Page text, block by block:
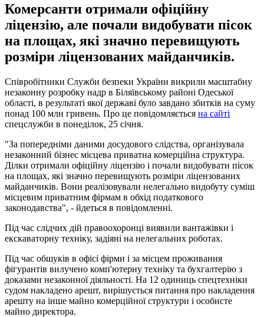
Комерсанти отримали офіційну
ліцензію, але почали видобувати пісок
на площах, які значно перевищують
розміри ліцензованих майданчиків.
Співробітники Служби безпеки України викрили масштабну
незаконну розробку надр в Біляївському районі Одеської
області, в результаті якої державі було завдано збитків на суму
понад 100 млн гривень. Про це повідомляється на сайті
спецслужби в понеділок, 25 січня.
"За попередніми даними досудового слідства, організувала
незаконний бізнес місцева приватна комерційна структура.
Ділки отримали офіційну ліцензію і почали видобувати пісок
на площах, які значно перевищують розміри ліцензованих
майданчиків. Вони реалізовували нелегально видобуту суміш
місцевим приватним фірмам в обхід податкового
законодавства", - йдеться в повідомленні.
Під час слідчих дій правоохоронці виявили вантажівки і
екскаваторну техніку, задіяні на нелегальних роботах.
Під час обшуків в офісі фірми і за місцем проживання
фігурантів вилучено комп'ютерну техніку та бухгалтерію з
доказами незаконної діяльності. На 12 одиниць спецтехніки
судом накладено арешт, вирішується питання про накладення
арешту на інше майно комерційної структури і особисте
майно директора.